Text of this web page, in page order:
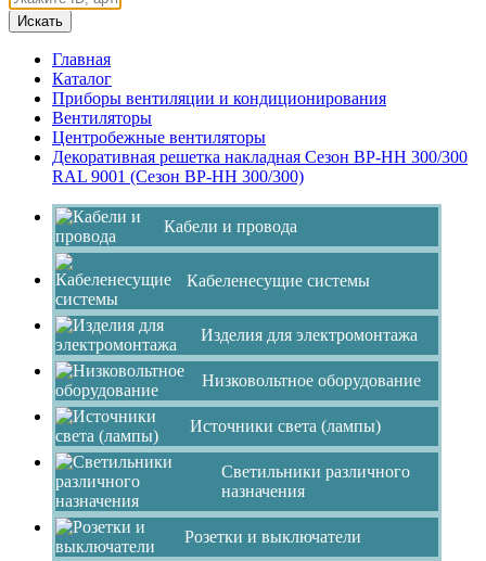
Искать
Главная
Каталог
Приборы вентиляции и кондиционирования
Вентиляторы
Центробежные вентиляторы
Декоративная решетка накладная Сезон ВР-НН 300/300
RAL 9001 (Сезон ВР-НН 300/300)
Кабели и провода
Кабеленесущие системы
Изделия для электромонтажа
Низковольтное оборудование
Источники света (лампы)
Светильники различного
назначения
Розетки и выключатели